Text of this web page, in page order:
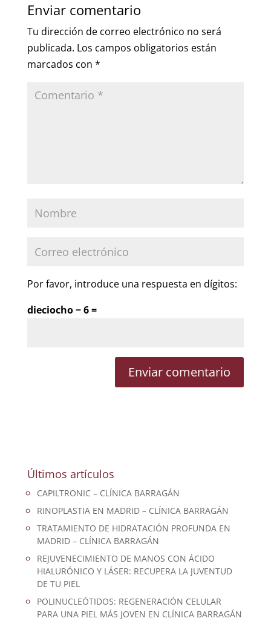
Enviar comentario
Tu dirección de correo electrónico no será
publicada. Los campos obligatorios están
marcados con *
Por favor, introduce una respuesta en dígitos:
dieciocho − 6 =
Últimos artículos
CAPILTRONIC – CLÍNICA BARRAGÁN
RINOPLASTIA EN MADRID – CLÍNICA BARRAGÁN
TRATAMIENTO DE HIDRATACIÓN PROFUNDA EN
MADRID – CLÍNICA BARRAGÁN
REJUVENECIMIENTO DE MANOS CON ÁCIDO
HIALURÓNICO Y LÁSER: RECUPERA LA JUVENTUD
DE TU PIEL
POLINUCLEÓTIDOS: REGENERACIÓN CELULAR
PARA UNA PIEL MÁS JOVEN EN CLÍNICA BARRAGÁN